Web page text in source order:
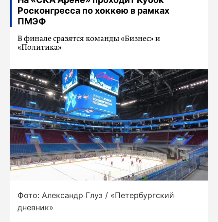
Росконгресса по хоккею в рамках
ПМЭФ
В финале сразятся команды «Бизнес» и
«Политика»
Фото: Александр Глуз / «Петербургский
дневник»